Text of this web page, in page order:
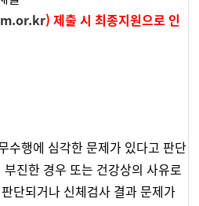
) 제출 시 최종지원으로 인
수행에 심각한 문제가 있다고 판단
진한 경우 또는 건강상의 사유로
단되거나 신체검사 결과 문제가